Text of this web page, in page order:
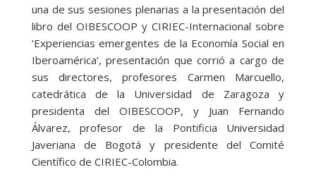
una de sus sesiones plenarias a la presentación del
libro del OIBESCOOP y CIRIEC-Internacional sobre
‘Experiencias emergentes de la Economía Social en
Iberoamérica’, presentación que corrió a cargo de
sus directores, profesores Carmen Marcuello,
catedrática de la Universidad de Zaragoza y
presidenta del OIBESCOOP, y Juan Fernando
Álvarez, profesor de la Pontificia Universidad
Javeriana de Bogotá y presidente del Comité
Científico de CIRIEC-Colombia.